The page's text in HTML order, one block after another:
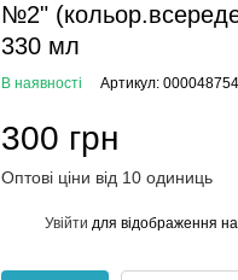
№2"
330 мл
В наявності Артикул: 000048754
300 грн
Оптові ціни від 10 одиниць
Увійти для відображення